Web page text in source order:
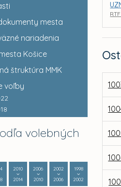
mesta
nariadenia
Košice
štruktúra MMK
voľby
volebných
2010
2014
2006
2010
2002
2006
1998
2002